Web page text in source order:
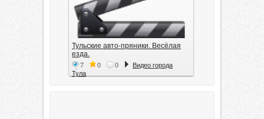
Тульские авто-пряники. Весёлая
езда.
7 0 0
Видео города
Тула